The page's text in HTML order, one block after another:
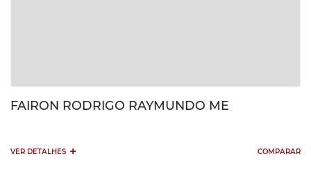
FAIRON RODRIGO RAYMUNDO ME
VER DETALHES + COMPARAR